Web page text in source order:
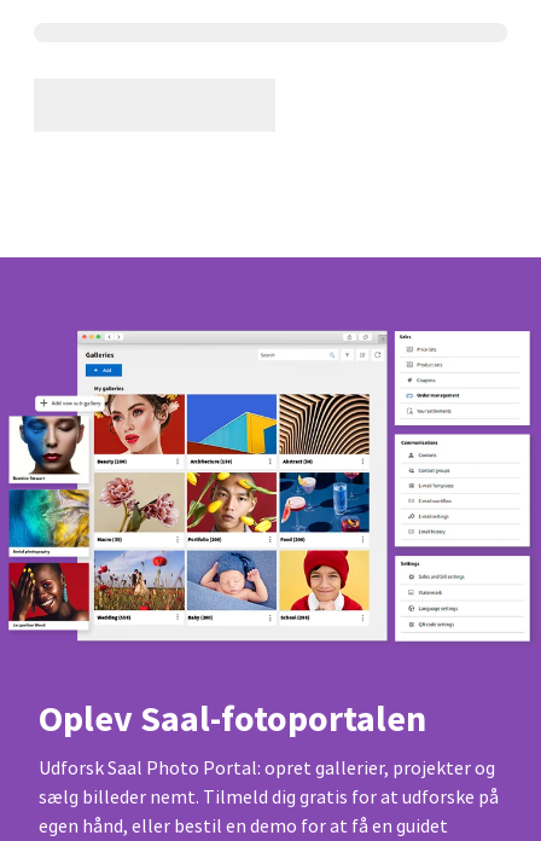
Oplev Saal-fotoportalen
Udforsk Saal Photo Portal: opret gallerier, projekter og
sælg billeder nemt. Tilmeld dig gratis for at udforske på
egen hånd, eller bestil en demo for at få en guidet